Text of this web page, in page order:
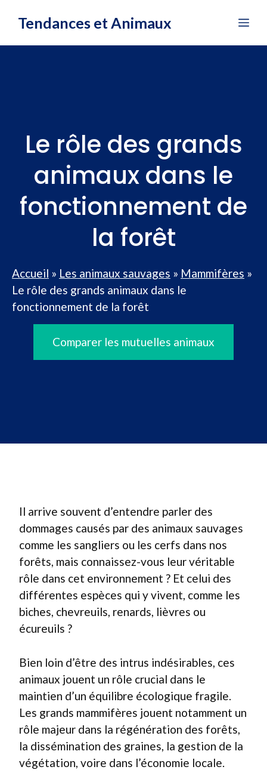
Tendances et Animaux
Le rôle des grands
animaux dans le
fonctionnement de
la forêt
Accueil » Les animaux sauvages » Mammifères »
Le rôle des grands animaux dans le
fonctionnement de la forêt
Comparer les mutuelles animaux
Il arrive souvent d’entendre parler des
dommages causés par des animaux sauvages
comme les sangliers ou les cerfs dans nos
forêts, mais connaissez-vous leur véritable
rôle dans cet environnement ? Et celui des
différentes espèces qui y vivent, comme les
biches, chevreuils, renards, lièvres ou
écureuils ?
Bien loin d’être des intrus indésirables, ces
animaux jouent un rôle crucial dans le
maintien d’un équilibre écologique fragile.
Les grands mammifères jouent notamment un
rôle majeur dans la régénération des forêts,
la dissémination des graines, la gestion de la
végétation, voire dans l’économie locale.